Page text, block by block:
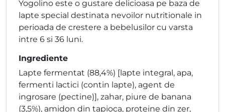
Yogolino este o gustare delicioasa pe baza de
lapte special destinata nevoilor nutritionale in
perioada de crestere a bebelusilor cu varsta
intre 6 si 36 luni.
Ingrediente
Lapte fermentat (88,4%) [lapte integral, apa,
fermenti lactici (contin lapte), agent de
ingrosare (pectine)], zahar, piure de banana
(3,5%), amidon din tapioca, proteine din zer,